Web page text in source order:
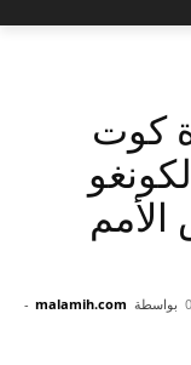
كوت
بواسطة malamih.com
-